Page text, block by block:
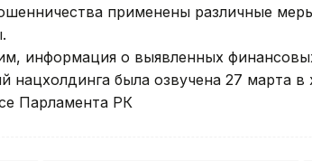
применены различные
информация о выявленных
нацхолдинга была озвучена 27 марта в
Парламента РК